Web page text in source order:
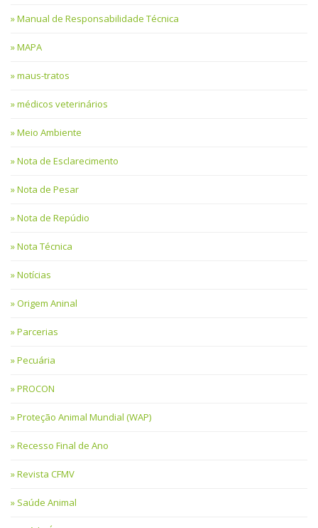
Manual de Responsabilidade Técnica
MAPA
maus-tratos
médicos veterinários
Meio Ambiente
Nota de Esclarecimento
Nota de Pesar
Nota de Repúdio
Nota Técnica
Notícias
Origem Aninal
Parcerias
Pecuária
PROCON
Proteção Animal Mundial (WAP)
Recesso Final de Ano
Revista CFMV
Saúde Animal